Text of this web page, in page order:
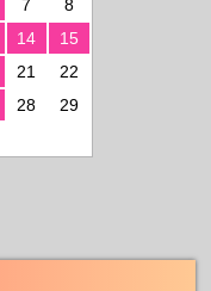
7
8
14
15
21
22
28
29